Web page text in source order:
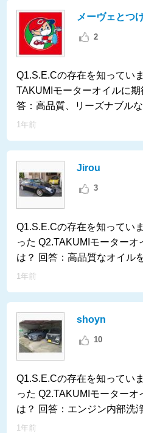
メーヴェとつ
2
Q1.S.E.Cの存在を知ってい
TAKUMIモーターオイルに
答：高品質、リーズナブル
1年前
Jirou
3
Q1.S.E.Cの存在を知ってい
った Q2.TAKUMIモーターオ
は？ 回答：高品質なオイル
1年前
shoyn
10
Q1.S.E.Cの存在を知ってい
った Q2.TAKUMIモーターオ
は？ 回答：エンジン内部洗
1年前